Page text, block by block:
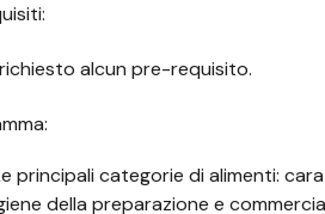
alcun pre-requisito.
principali categorie di alimenti:
della preparazione e